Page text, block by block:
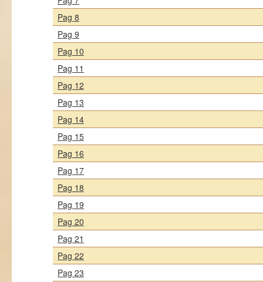
Pag 8
Pag 9
Pag 10
Pag 11
Pag 12
Pag 13
Pag 14
Pag 15
Pag 16
Pag 17
Pag 18
Pag 19
Pag 20
Pag 21
Pag 22
Pag 23